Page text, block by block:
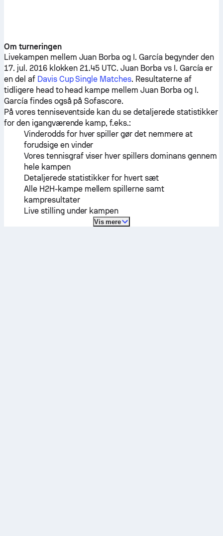
Om turneringen
Livekampen mellem Juan Borba og I. García begynder den
17. jul. 2016 klokken 21.45 UTC.Juan Borba vs I. García er
en del af Davis Cup Single Matches. Resultaterne af
tidligere head to head kampe mellem Juan Borba og I.
García findes også på Sofascore.
På vores tenniseventside kan du se detaljerede statistikker
for den igangværende kamp, f.eks.:
Vinderodds for hver spiller gør det nemmere at
forudsige en vinder
Vores tennisgraf viser hver spillers dominans gennem
hele kampen
Detaljerede statistikker for hvert sæt
Alle H2H-kampe mellem spillerne samt
kampresultater
Live stilling under kampen
Vis mere